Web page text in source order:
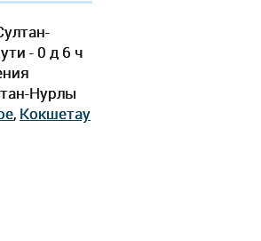
- 0 д 6 ч
Нурлы
, Кокшетау